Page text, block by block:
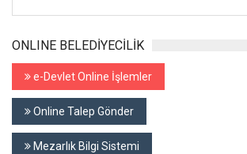
ONLINE BELEDİYECİLİK
e-Devlet Online İşlemler
Online Talep Gönder
Mezarlık Bilgi Sistemi